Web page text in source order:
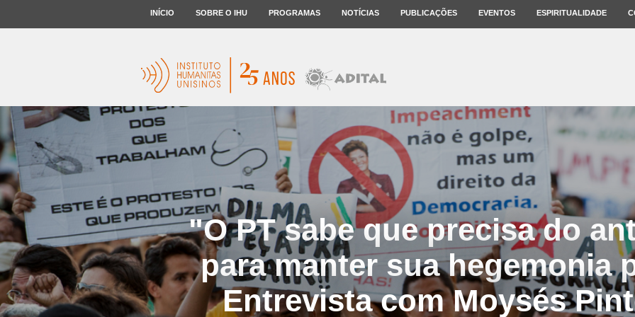
INÍCIO SOBRE O IHU PROGRAMAS NOTÍCIAS PUBLICAÇÕES EVENTOS ESPIRITUALIDADE
"O PT sabe que precisa do
para manter sua hegemonia
Entrevista com Moysés